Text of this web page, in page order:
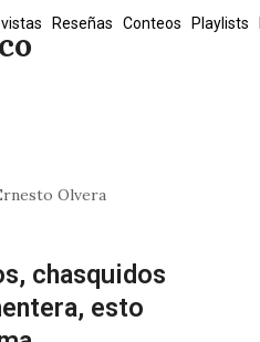
Reseñas Conteos Playlists
Olvera
chasquidos
esto